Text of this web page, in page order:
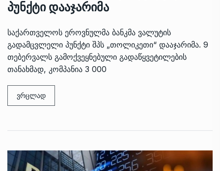
პუნქტი დააჯარიმა
საქართველოს ეროვნულმა ბანკმა ვალუტის
გადამცვლელი პუნქტი შპს „თოლიკეთი“ დააჯარიმა. 9
თებერვალს გამოქვეყნებული გადაწყვეტილების
თანახმად, კომპანია 3 000
ვრცლად